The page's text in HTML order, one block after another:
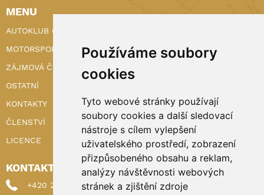
Používáme soubory
cookies
Tyto webové stránky používají
soubory cookies a další sledovací
nástroje s cílem vylepšení
uživatelského prostředí, zobrazení
přizpůsobeného obsahu a reklam,
analýzy návštěvnosti webových
stránek a zjištění zdroje
MENU
AUTOKLUB ČR
MOTORSPORT
ZÁJMOVÁ ČINNOST
OSTATNÍ
KONTAKTY
ČLENSTVÍ
LICENCE
KONTAKTY
+420 222 898 224 (sekretariat)